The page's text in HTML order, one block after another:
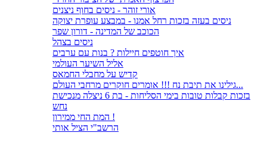
אורי זוהר - ניסים בחוף ניצנים
ניסים בעזה בזכות רחל אמנו - במבצע עופרת יצוקה
הכוכב של המדינה - דורון שפר
ניסים בצהל
איך חוטפים חיילות ? בנות עם ערבים
אליל השיער העולמי
קדיש על מחבלי החמאס
גילינו את תיבת נח !!! אומרים חוקרים מרחבי העולם...
בזכות קבלות טובות בימי הסליחות - בת 6 ניצלה מנכישת
נחש
המת החי ממירון !
הרשב"י הציל אותי